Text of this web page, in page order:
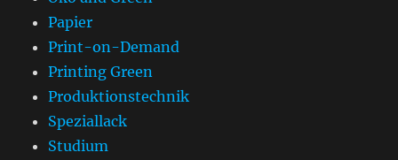
Papier
Print-on-Demand
Printing Green
Produktionstechnik
Speziallack
Studium